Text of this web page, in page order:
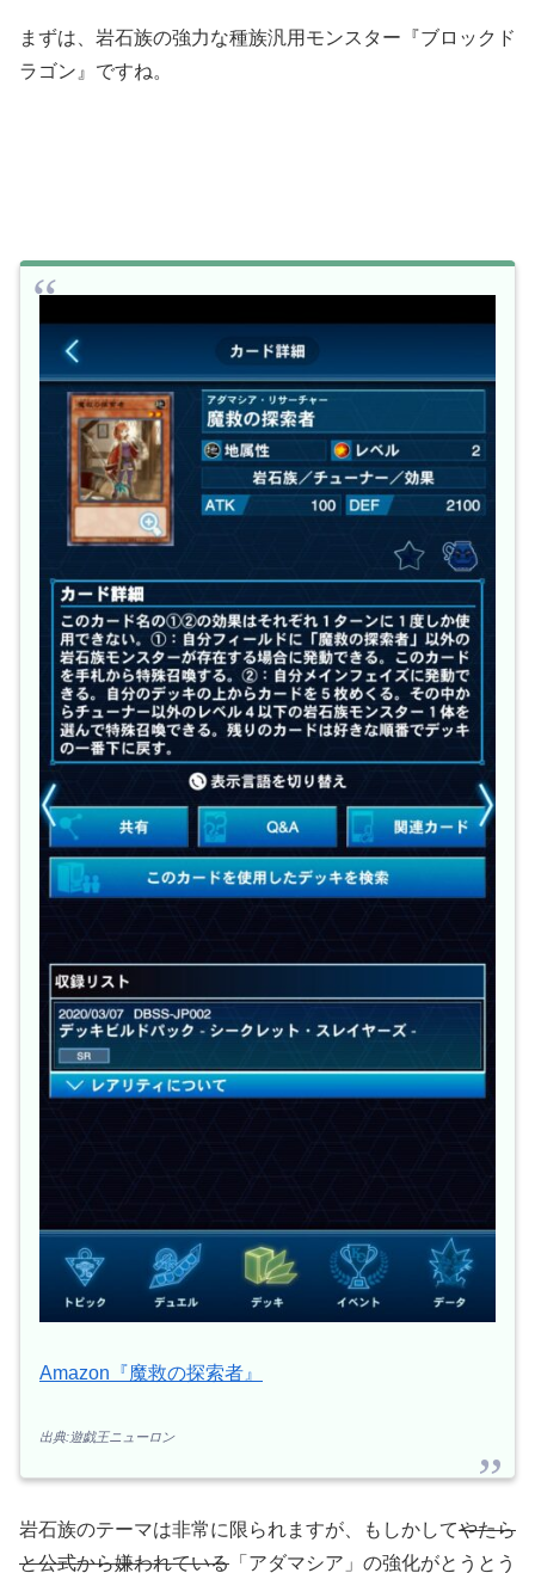
まずは、岩石族の強力な種族汎用モンスター『ブロックド
ラゴン』ですね。
Amazon『魔救の探索者』
出典:遊戯王ニューロン
岩石族のテーマは非常に限られますが、もしかしてやたら
と公式から嫌われている 「アダマシア」の強化がとうとう